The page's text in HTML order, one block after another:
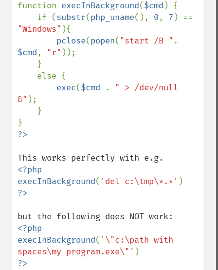
function execInBackground($cmd ) {
    if (
substr(php_uname(), 0, 7
"Windows" ){
pclose(popen( "start /B "
$cmd, "r" ));
exec($cmd . " > /dev/null
&" );
<?php
execInBackground( 'del c:\tmp\*.*'
<?php
execInBackground( '\"c:\path with
spaces\my program.exe\"'